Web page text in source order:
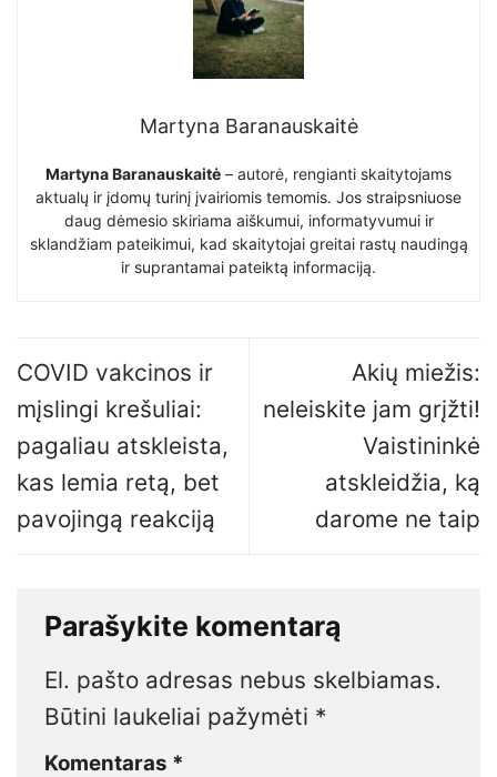
Martyna Baranauskaitė
Martyna Baranauskaitė – autorė, rengianti skaitytojams
aktualų ir įdomų turinį įvairiomis temomis. Jos straipsniuose
daug dėmesio skiriama aiškumui, informatyvumui ir
sklandžiam pateikimui, kad skaitytojai greitai rastų naudingą
ir suprantamai pateiktą informaciją.
COVID vakcinos ir
mįslingi krešuliai:
pagaliau atskleista,
kas lemia retą, bet
pavojingą reakciją
Akių miežis:
neleiskite jam grįžti!
Vaistininkė
atskleidžia, ką
darome ne taip
Parašykite komentarą
El. pašto adresas nebus skelbiamas.
Būtini laukeliai pažymėti *
Komentaras *